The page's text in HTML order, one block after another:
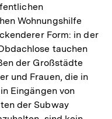
Wohnungshilfe
Form: in der
tauchen
der Großstädte
und Frauen, die in
Eingängen von
der Subway